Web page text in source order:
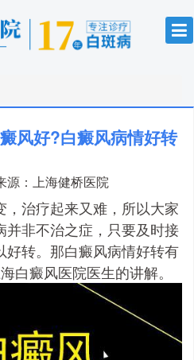
风好?白癜风病情好转
源：上海健桥医院
治疗起来又难，所以大家
非不治之症，只要及时接
好转。那白癜风病情好转有
白癜风医院医生的讲解。